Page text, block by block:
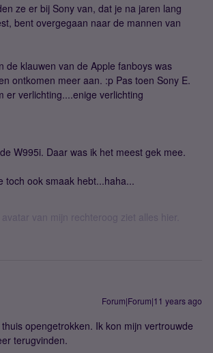
ze er bij Sony van, dat je na jaren lang
bent overgegaan naar de mannen van
de klauwen van de Apple fanboys was
ontkomen meer aan. :p Pas toen Sony E.
er verlichting....enige verlichting
W995i. Daar was ik het meest gek mee.
toch ook smaak hebt...haha...
van mijn rechteroog ziet alles hier.
Forum|Forum|11 years ago
opengetrokken. Ik kon mijn vertrouwde
terugvinden.